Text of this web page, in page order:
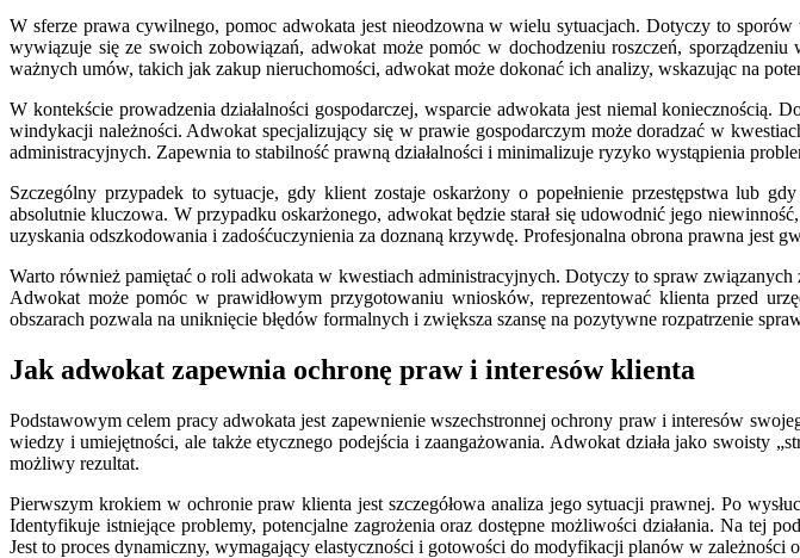
W sferze prawa cywilnego, pomoc adwokata jest nieodzowna w wielu sytuacjach. Dotyczy to
wywiązuje się ze swoich zobowiązań, adwokat może pomóc w dochodzeniu roszczeń,
ważnych umów, takich jak zakup nieruchomości, adwokat może dokonać ich analizy, wskazując na
W kontekście prowadzenia działalności gospodarczej, wsparcie adwokata jest niemal koniecznością.
windykacji należności. Adwokat specjalizujący się w prawie gospodarczym może doradzać w
administracyjnych. Zapewnia to stabilność prawną działalności i minimalizuje ryzyko wystąpienia
Szczególny przypadek to sytuacje, gdy klient zostaje oskarżony o popełnienie przestępstwa lub
absolutnie kluczowa. W przypadku oskarżonego, adwokat będzie starał się udowodnić jego
uzyskania odszkodowania i zadośćuczynienia za doznaną krzywdę. Profesjonalna obrona prawna jest
Warto również pamiętać o roli adwokata w kwestiach administracyjnych. Dotyczy to spraw
Adwokat może pomóc w prawidłowym przygotowaniu wniosków, reprezentować klienta przed
obszarach pozwala na uniknięcie błędów formalnych i zwiększa szansę na pozytywne rozpatrzenie
Jak adwokat zapewnia ochronę praw i interesów klienta
Podstawowym celem pracy adwokata jest zapewnienie wszechstronnej ochrony praw i interesów
wiedzy i umiejętności, ale także etycznego podejścia i zaangażowania. Adwokat działa jako swoisty
możliwy rezultat.
Pierwszym krokiem w ochronie praw klienta jest szczegółowa analiza jego sytuacji prawnej. Po
Identyfikuje istniejące problemy, potencjalne zagrożenia oraz dostępne możliwości działania. Na tej
Jest to proces dynamiczny, wymagający elastyczności i gotowości do modyfikacji planów w zależności